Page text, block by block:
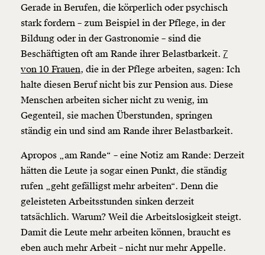
Gerade in Berufen, die körperlich oder psychisch
stark fordern – zum Beispiel in der Pflege, in der
Bildung oder in der Gastronomie – sind die
Beschäftigten oft am Rande ihrer Belastbarkeit. 7
von 10 Frauen, die in der Pflege arbeiten, sagen: Ich
halte diesen Beruf nicht bis zur Pension aus. Diese
Menschen arbeiten sicher nicht zu wenig, im
Gegenteil, sie machen Überstunden, springen
ständig ein und sind am Rande ihrer Belastbarkeit.
Apropos „am Rande“ – eine Notiz am Rande: Derzeit
hätten die Leute ja sogar einen Punkt, die ständig
rufen „geht gefälligst mehr arbeiten“. Denn die
geleisteten Arbeitsstunden sinken derzeit
tatsächlich. Warum? Weil die Arbeitslosigkeit steigt.
Damit die Leute mehr arbeiten können, braucht es
eben auch mehr Arbeit – nicht nur mehr Appelle.